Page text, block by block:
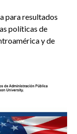
para resultados
políticas de
y de